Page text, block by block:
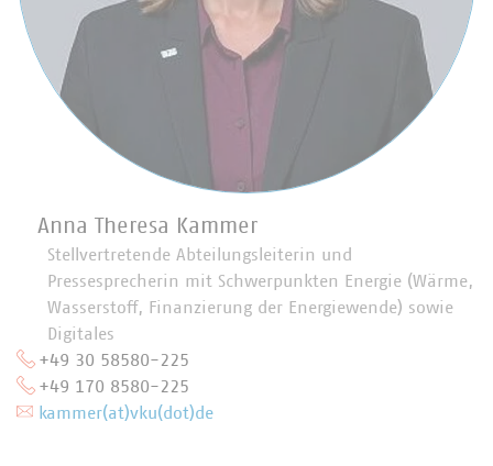
Anna Theresa Kammer
Stellvertretende Abteilungsleiterin und
Pressesprecherin mit Schwerpunkten Energie (Wärme,
Wasserstoff, Finanzierung der Energiewende) sowie
Digitales
+49 30 58580-225
+49 170 8580-225
kammer(at)vku(dot)de